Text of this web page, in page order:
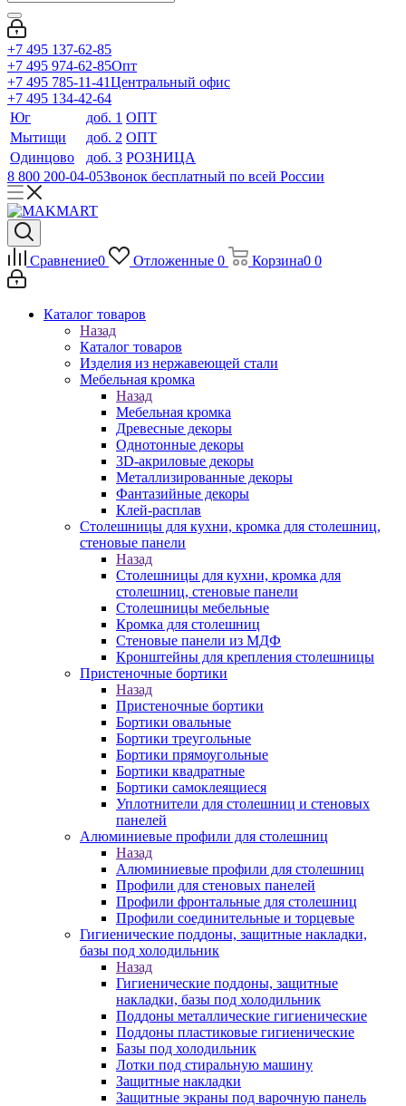
+7 495 137-62-85
+7 495 974-62-85Опт
+7 495 785-11-41Центральный офис
+7 495 134-42-64
Юг
доб. 1 ОПТ
Мытищи
доб. 2 ОПТ
Одинцово
доб. 3 РОЗНИЦА
8 800 200-04-05Звонок бесплатный по всей России
Сравнение0 Отложенные 0 Корзина0 0
Каталог товаров
Назад
Каталог товаров
Изделия из нержавеющей стали
Мебельная кромка
Назад
Мебельная кромка
Древесные декоры
Однотонные декоры
3D-акриловые декоры
Металлизированные декоры
Фантазийные декоры
Клей-расплав
Столешницы для кухни, кромка для столешниц,
стеновые панели
Назад
Столешницы для кухни, кромка для
столешниц, стеновые панели
Столешницы мебельные
Кромка для столешниц
Стеновые панели из МДФ
Кронштейны для крепления столешницы
Пристеночные бортики
Назад
Пристеночные бортики
Бортики овальные
Бортики треугольные
Бортики прямоугольные
Бортики квадратные
Бортики самоклеящиеся
Уплотнители для столешниц и стеновых
панелей
Алюминиевые профили для столешниц
Назад
Алюминиевые профили для столешниц
Профили для стеновых панелей
Профили фронтальные для столешниц
Профили соединительные и торцевые
Гигиенические поддоны, защитные накладки,
базы под холодильник
Назад
Гигиенические поддоны, защитные
накладки, базы под холодильник
Поддоны металлические гигиенические
Поддоны пластиковые гигиенические
Базы под холодильник
Лотки под стиральную машину
Защитные накладки
Защитные экраны под варочную панель